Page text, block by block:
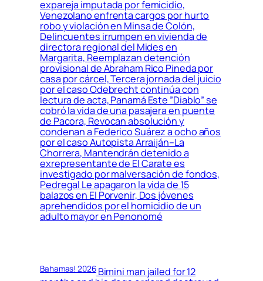
expareja imputada por femicidio,
Venezolano enfrenta cargos por hurto
robo y violación en Minsa de Colón,
Delincuentes irrumpen en vivienda de
directora regional del Mides en
Margarita, Reemplazan detención
provisional de Abraham Rico Pineda por
casa por cárcel, Tercera jornada del juicio
por el caso Odebrecht continúa con
lectura de acta, Panamá Este ”Diablo” se
cobró la vida de una pasajera en puente
de Pacora, Revocan absolución y
condenan a Federico Suárez a ocho años
por el caso Autopista Arraiján–La
Chorrera, Mantendrán detenido a
exrepresentante de El Carate es
investigado por malversación de fondos,
Pedregal Le apagaron la vida de 15
balazos en El Porvenir, Dos jóvenes
aprehendidos por el homicidio de un
adulto mayor en Penonomé
Bahamas! 2026Bimini man jailed for 12